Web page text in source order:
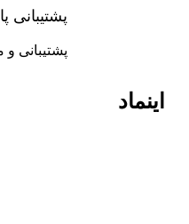
پشتیبانی
پشتیبانی
اینماد